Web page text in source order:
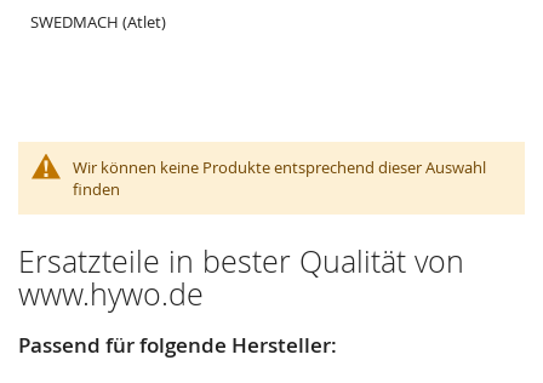
SWEDMACH (Atlet)
Wir können keine Produkte entsprechend dieser Auswahl
finden
Ersatzteile in bester Qualität von
www.hywo.de
Passend für folgende Hersteller: